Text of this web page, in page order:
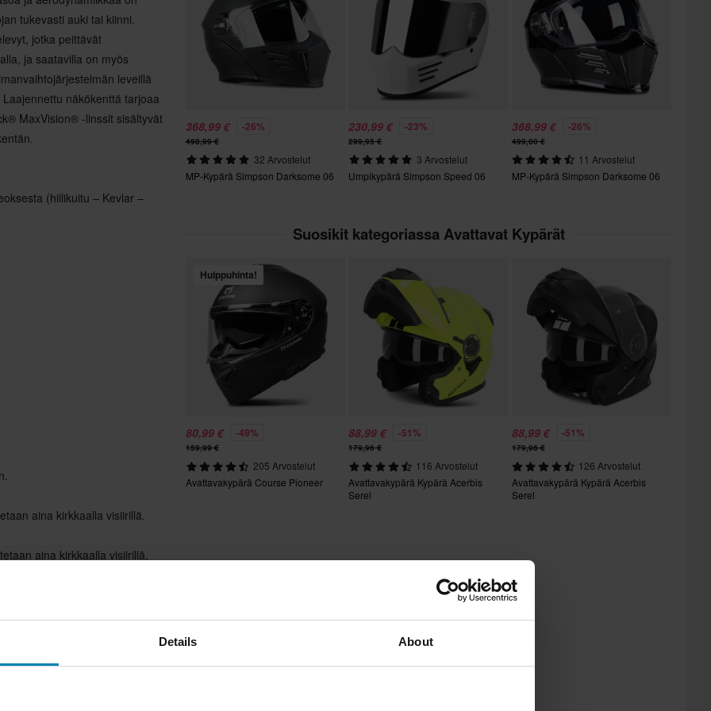
Details About
tukevasti auki tai kiinni.
jotka peittävät
ja saatavilla on myös
leveillä
näkökenttä tarjoaa
MaxVision® -linssit sisältyvät
(hiilikuitu – Kevlar –
aina kirkkaalla visiirillä.
aina kirkkaalla visiirillä,
368,99 € -26%
498,99 €
32 Arvostelut
MP-Kypärä Simpson Darksome 06
230,99 € -23%
299,95 €
3 Arvostelut
Umpikypärä Simpson Speed 06
368,99 € -26%
499,00 €
11 Arvostelut
MP-Kypärä Simpson Darksome 06
Suosikit kategoriassa Avattavat Kypärät
Huippuhinta!
80,99 € -49%
159,99 €
205 Arvostelut
Avattavakypärä Course Pioneer
88,99 € -51%
179,96 €
116 Arvostelut
Avattavakypärä Kypärä Acerbis
Serel
88,99 € -51%
179,96 €
126 Arvostelut
Avattavakypärä Kypärä Acerbis
Serel